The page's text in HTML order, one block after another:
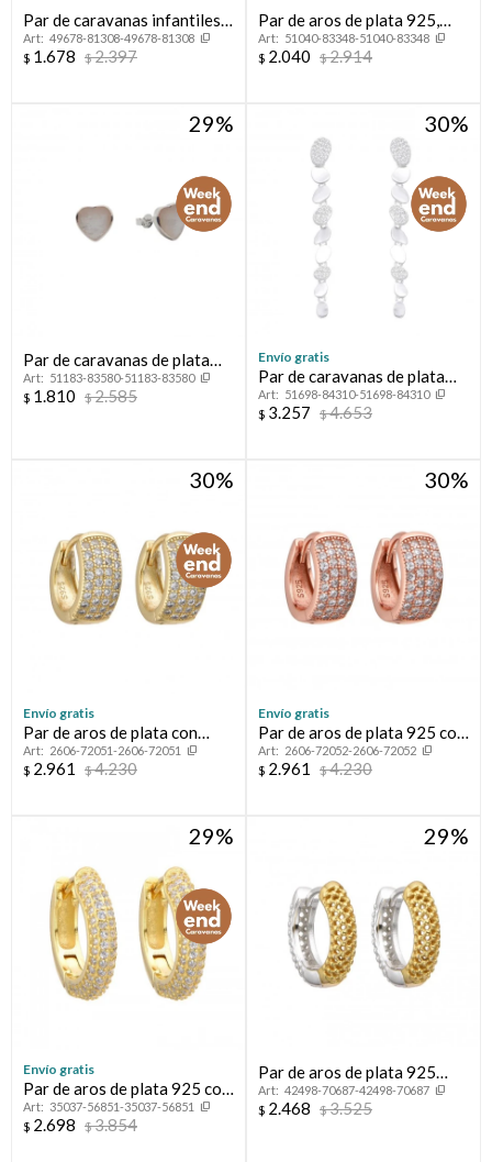
Par de caravanas infantiles
de plata 925, UNICORNIO.
49678-81308-49678-81308
$ 1.678 $2.397
Par de aros de plata 925,
ESTRELLA.
51040-83348-51040-83348
$ 2.040 $2.914
29
Par de caravanas de plata
925 con nácar, CORAZON.
51183-83580-51183-83580
$ 1.810 $2.585
30
Envío gratis
Par de caravanas de plata
925 con circonias.
51698-84310-51698-84310
$ 3.257 $4.653
30
Envío gratis
Par de aros de plata con
baño de oro y circonias.
2606-72051-2606-72051
$ 2.961 $4.230
30
Envío gratis
Par de aros de plata 925 con
baño de oro rosado y
circonias.
2606-72052-2606-72052
$ 2.961 $4.230
29
Envío gratis
Par de aros de plata 925 con
circonias.
35037-56851-35037-56851
$ 2.698 $3.854
29
Par de aros de plata 925
combinados.
42498-70687-42498-70687
$ 2.468 $3.525